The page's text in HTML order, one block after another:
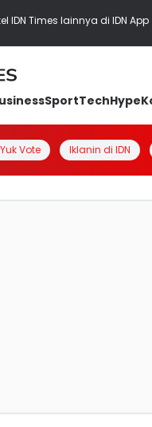
IDN Times lainnya di IDN App
SportTechHype
Vote Iklanin di IDN